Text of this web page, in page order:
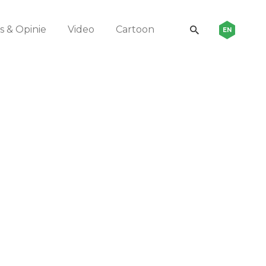
& Opinie Video Cartoon EN